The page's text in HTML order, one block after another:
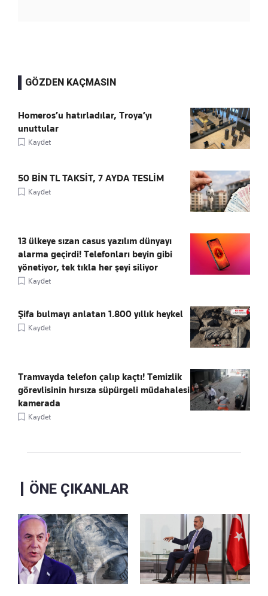
GÖZDEN KAÇMASIN
Homeros’u hatırladılar, Troya’yı
unuttular
Kaydet
50 BİN TL TAKSİT, 7 AYDA TESLİM
Kaydet
13 ülkeye sızan casus yazılım dünyayı
alarma geçirdi! Telefonları beyin gibi
yönetiyor, tek tıkla her şeyi siliyor
Kaydet
Şifa bulmayı anlatan 1.800 yıllık heykel
Kaydet
Tramvayda telefon çalıp kaçtı! Temizlik
görevlisinin hırsıza süpürgeli müdahalesi
kamerada
Kaydet
ÖNE ÇIKANLAR